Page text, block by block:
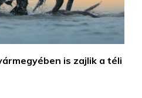
is zajlik a téli